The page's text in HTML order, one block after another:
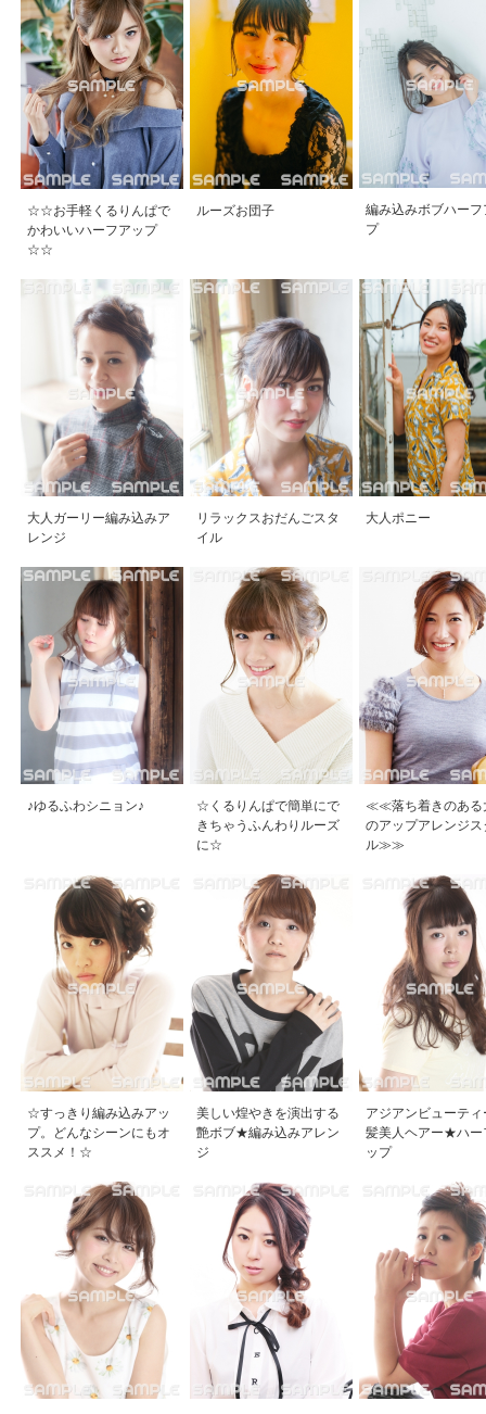
☆☆お手軽くるりんぱで
かわいいハーフアップ
☆☆
ルーズお団子
編み込みボブハーフ
プ
大人ガーリー編み込みア
レンジ
リラックスおだんごスタ
イル
大人ポニー
♪ゆるふわシニョン♪
☆くるりんぱで簡単にで
きちゃうふんわりルーズ
に☆
≪≪落ち着きのある
のアップアレンジス
ル≫≫
☆すっきり編み込みアッ
プ。どんなシーンにもオ
ススメ！☆
美しい煌やきを演出する
艶ボブ★編み込みアレン
ジ
アジアンビューティ
髪美人ヘアー★ハー
ップ